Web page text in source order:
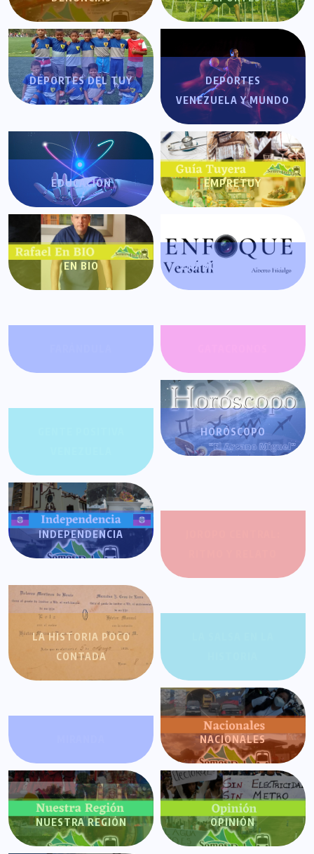
DEPORTES DEL TUY
DEPORTES
VENEZUELA Y MUNDO
EDUCACIÓN EMPRETUY
EN BIO ENFOQUE VERSÁTIL
HORÓSCOPO
INDEPENDENCIA
LA HISTORIA POCO
CONTADA
NACIONALES
NUESTRA REGIÓN OPINIÓN